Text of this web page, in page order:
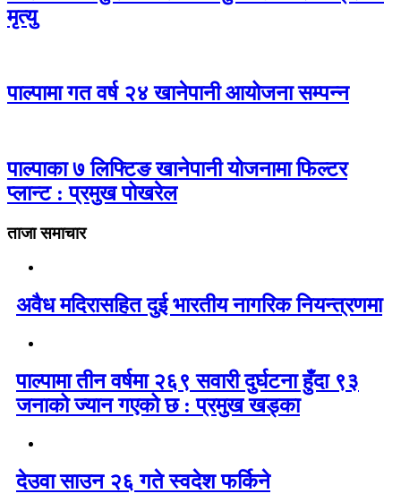
मृत्यु
पाल्पामा गत वर्ष २४ खानेपानी आयोजना सम्पन्न
पाल्पाका ७ लिफ्टिङ खानेपानी योजनामा फिल्टर
प्लान्ट : प्रमुख पोखरेल
ताजा समाचार
अवैध मदिरासहित दुई भारतीय नागरिक नियन्त्रणमा
पाल्पामा तीन वर्षमा २६९ सवारी दुर्घटना हुँदा ९३
जनाको ज्यान गएको छ : प्रमुख खड्का
देउवा साउन २६ गते स्वदेश फर्किने